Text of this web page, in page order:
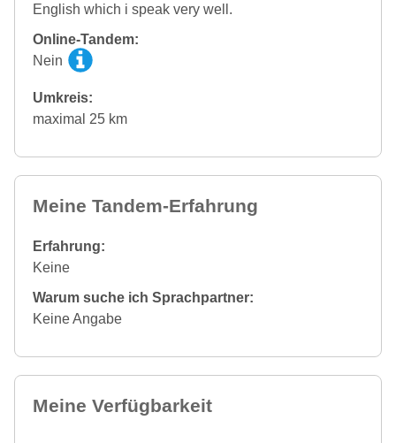
English which i speak very well.
Online-Tandem:
Nein
Umkreis:
maximal 25 km
Meine Tandem-Erfahrung
Erfahrung:
Keine
Warum suche ich Sprachpartner:
Keine Angabe
Meine Verfügbarkeit